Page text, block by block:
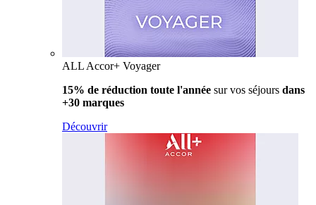
ALL Accor+ Voyager
15% de réduction toute l'année sur vos séjours dans
+30 marques
Découvrir